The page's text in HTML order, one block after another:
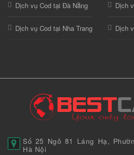
Dịch vụ Cod tại Đà Nẵng
Dịch vụ Cod tại Nha Trang
Dịch
Dịch
Số 25 Ngõ 81 Láng Hạ,
Hà Nội